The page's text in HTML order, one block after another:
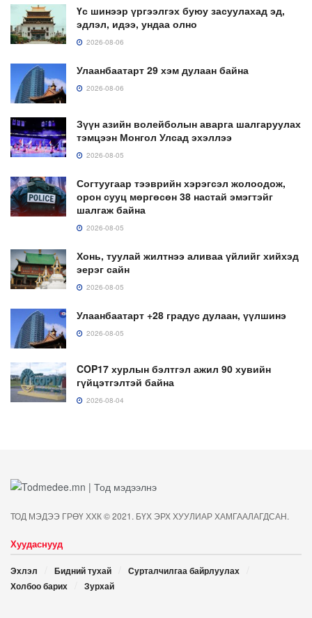
Үс шинээр үргээлгэх буюу засуулахад эд,
эдлэл, идээ, ундаа олно
2026-08-06
Улаанбаатарт 29 хэм дулаан байна
2026-08-06
Зүүн азийн волейболын аварга шалгаруулах
тэмцээн Монгол Улсад эхэллээ
2026-08-05
Согтуугаар тээврийн хэрэгсэл жолоодож,
орон сууц мөргөсөн 38 настай эмэгтэйг
шалгаж байна
2026-08-05
Хонь, туулай жилтнээ аливаа үйлийг хийхэд
эерэг сайн
2026-08-05
Улаанбаатарт +28 градус дулаан, үүлшинэ
2026-08-05
COP17 хурлын бэлтгэл ажил 90 хувийн
гүйцэтгэлтэй байна
2026-08-04
ТОД МЭДЭЭ ГРӨҮ ХХК © 2021. БҮХ ЭРХ ХУУЛИАР ХАМГААЛАГДСАН.
Хуудаснууд
Эхлэл Бидний тухай
Сурталчилгаа байрлуулах
Холбоо барих
Зурхай